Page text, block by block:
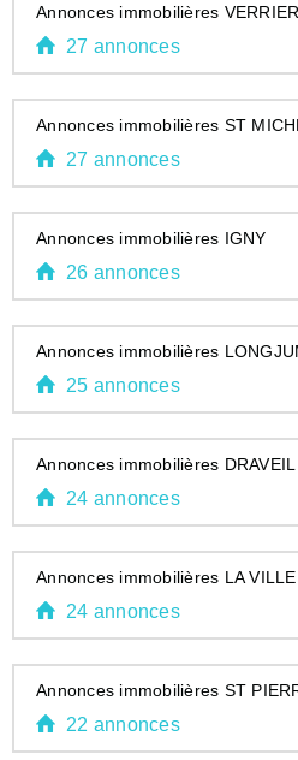
Annonces immobilières
27 annonces
Annonces immobilières ST
27 annonces
Annonces immobilières IGNY
26 annonces
Annonces immobilières
25 annonces
Annonces immobilières DRAVEIL
24 annonces
Annonces immobilières LA
24 annonces
Annonces immobilières ST
22 annonces